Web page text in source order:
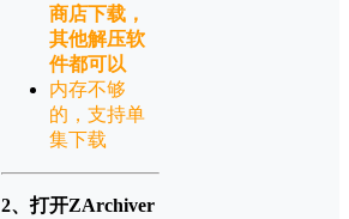
商店下载，
其他解压软
件都可以
内存不够
的，支持单
集下载
2、打开ZArchiver